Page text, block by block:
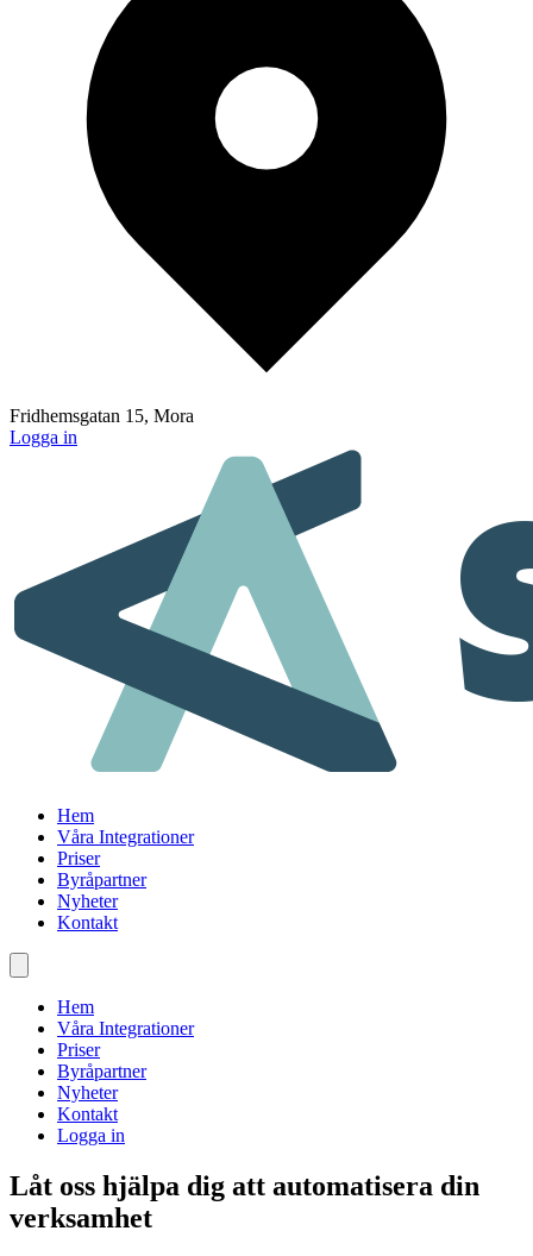
Fridhemsgatan 15, Mora
Logga in
Hem
Våra Integrationer
Priser
Byråpartner
Nyheter
Kontakt
Hem
Våra Integrationer
Priser
Byråpartner
Nyheter
Kontakt
Logga in
Låt oss hjälpa dig att automatisera din
verksamhet